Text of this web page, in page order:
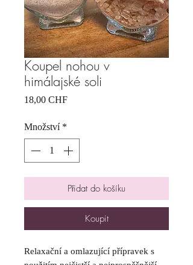
Koupel nohou v
himálajské soli
18,00 CHFCena
Množství *
Přidat do košíku
Koupit
Relaxační a omlazující přípravek s